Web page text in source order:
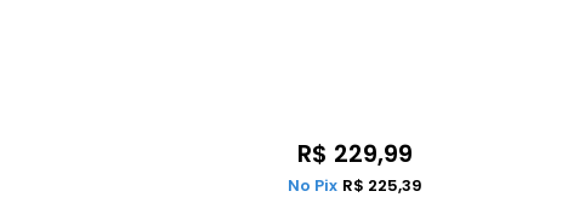
R$ 229,99
No Pix R$ 225,39